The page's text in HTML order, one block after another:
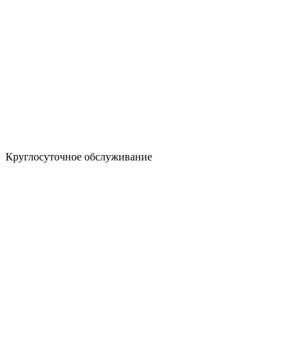
Круглосуточное обслуживание